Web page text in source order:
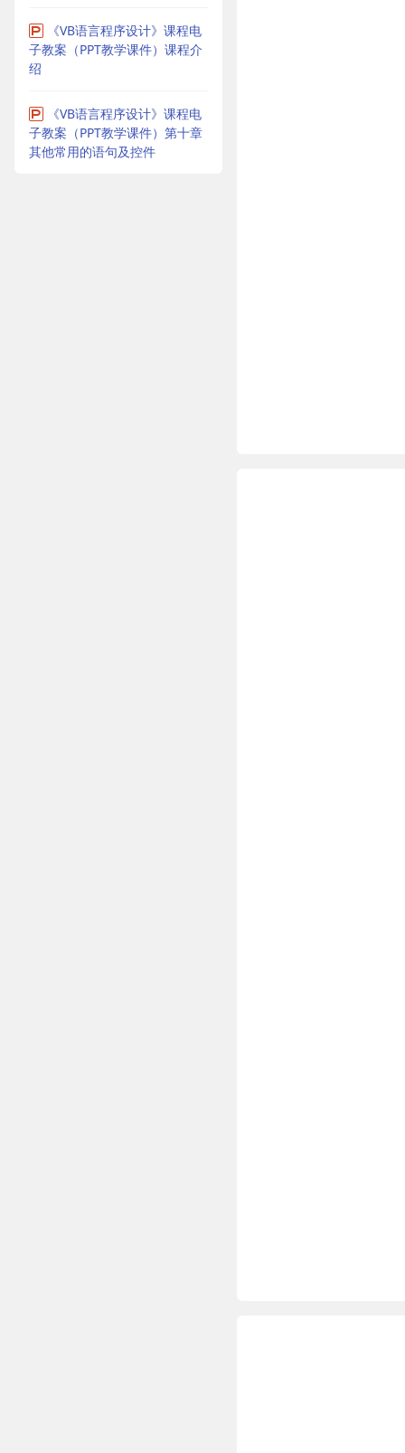
《VB语言程序设计》课程电
子教案（PPT教学课件）课程介
绍
《VB语言程序设计》课程电
子教案（PPT教学课件）第十章
其他常用的语句及控件